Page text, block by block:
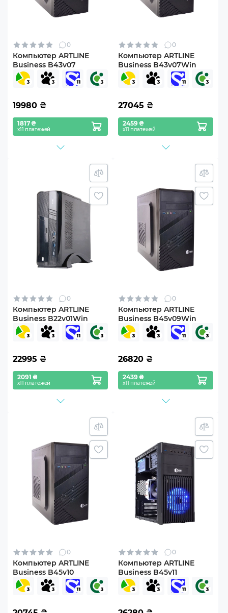
0
Компьютер ARTLINE
Business B43v07
19980 ₴
1817 ₴
х11 платежей
0
Компьютер ARTLINE
Business B43v07Win
27045 ₴
2459 ₴
х11 платежей
0
Компьютер ARTLINE
Business B22v01Win
22995 ₴
2091 ₴
х11 платежей
0
Компьютер ARTLINE
Business B45v09Win
26820 ₴
2439 ₴
х11 платежей
0
Компьютер ARTLINE
Business B45v10
0
Компьютер ARTLINE
Business B45v11